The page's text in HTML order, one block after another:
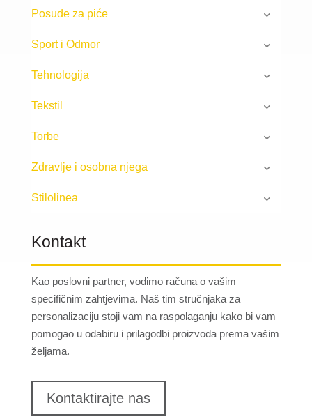
Posuđe za piće
Sport i Odmor
Tehnologija
Tekstil
Torbe
Zdravlje i osobna njega
Stilolinea
Kontakt
Kao poslovni partner, vodimo računa o vašim
specifičnim zahtjevima. Naš tim stručnjaka za
personalizaciju stoji vam na raspolaganju kako bi vam
pomogao u odabiru i prilagodbi proizvoda prema vašim
željama.
Kontaktirajte nas